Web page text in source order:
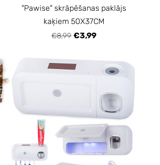
"Pawise" skrāpēšanas paklājs
kaķiem 50X37CM
€8,99 €3,99